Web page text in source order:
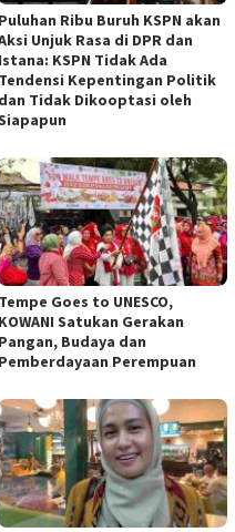
Puluhan Ribu Buruh KSPN akan
Unjuk Rasa di DPR dan
Istana: KSPN Tidak Ada
Tendensi Kepentingan Politik
dan Tidak Dikooptasi oleh
Tempe Goes to UNESCO,
KOWANI Satukan Gerakan
Pangan, Budaya dan
Pemberdayaan Perempuan